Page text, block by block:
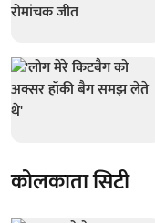
कोलकाता सिटी